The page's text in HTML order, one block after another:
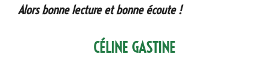
Alors bonne lecture et bonne écoute !
CÉLINE GASTINE